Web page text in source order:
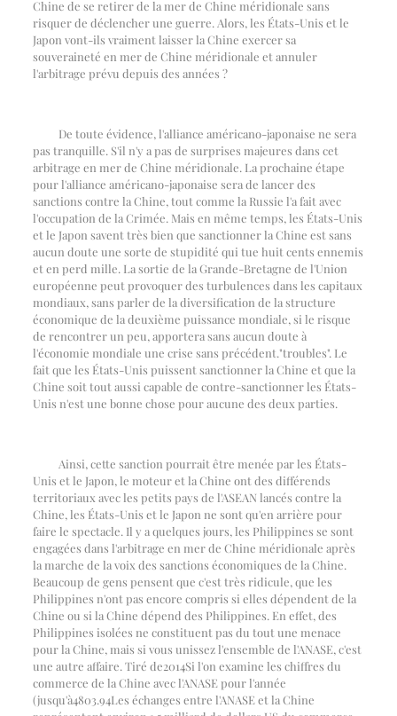
Chine de se retirer de la mer de Chine méridionale sans
risquer de déclencher une guerre. Alors, les États-Unis et le
Japon vont-ils vraiment laisser la Chine exercer sa
souveraineté en mer de Chine méridionale et annuler
l'arbitrage prévu depuis des années ?
De toute évidence, l'alliance américano-japonaise ne sera
pas tranquille. S'il n'y a pas de surprises majeures dans cet
arbitrage en mer de Chine méridionale. La prochaine étape
pour l'alliance américano-japonaise sera de lancer des
sanctions contre la Chine, tout comme la Russie l'a fait avec
l'occupation de la Crimée. Mais en même temps, les États-Unis
et le Japon savent très bien que sanctionner la Chine est sans
aucun doute une sorte de stupidité qui tue huit cents ennemis
et en perd mille. La sortie de la Grande-Bretagne de l'Union
européenne peut provoquer des turbulences dans les capitaux
mondiaux, sans parler de la diversification de la structure
économique de la deuxième puissance mondiale, si le risque
de rencontrer un peu, apportera sans aucun doute à
l'économie mondiale une crise sans précédent."troubles". Le
fait que les États-Unis puissent sanctionner la Chine et que la
Chine soit tout aussi capable de contre-sanctionner les États-
Unis n'est une bonne chose pour aucune des deux parties.
Ainsi, cette sanction pourrait être menée par les États-
Unis et le Japon, le moteur et la Chine ont des différends
territoriaux avec les petits pays de l'ASEAN lancés contre la
Chine, les États-Unis et le Japon ne sont qu'en arrière pour
faire le spectacle. Il y a quelques jours, les Philippines se sont
engagées dans l'arbitrage en mer de Chine méridionale après
la marche de la voix des sanctions économiques de la Chine.
Beaucoup de gens pensent que c'est très ridicule, que les
Philippines n'ont pas encore compris si elles dépendent de la
Chine ou si la Chine dépend des Philippines. En effet, des
Philippines isolées ne constituent pas du tout une menace
pour la Chine, mais si vous unissez l'ensemble de l'ANASE, c'est
une autre affaire. Tiré de2014Si l'on examine les chiffres du
commerce de la Chine avec l'ANASE pour l'année
(jusqu'à4803.94Les échanges entre l'ANASE et la Chine